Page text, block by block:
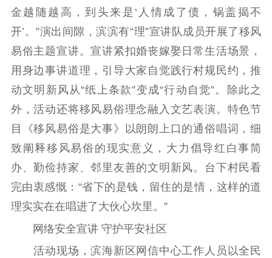
机关党建
党建要闻 学习在线
文化人才
紫金人才 职称评审
数据资源
公共服务
新时代公民素养
提升资源库
新闻出版
政务服务
作品著作权
科研创新
服务管理平台
智库服务
管理平台
服务管理
金越随越高，到头来是‘人情成了债，锅盖揭不
开’。”演出间隙，滨滨有“理”宣讲队成员开展了移风
易俗主题宣讲。宣讲紧扣婚丧嫁娶日常生活场景，
用身边事讲道理，引导大家自觉践行村规民约，推
动文明新风从“纸上条款”变成“行动自觉”。除此之
外，活动还将移风易俗理念融入文艺表演。特色节
目《移风易俗是大事》以朗朗上口的通俗唱词，细
致阐释移风易俗的现实意义，大力倡导红白事简
办、勤俭持家、邻里友善的文明新风。台下村民看
完由衷感慨：“省下的是钱，留住的是情，这样的道
理实实在在唱进了大伙心坎里。”
网络安全宣讲 守护平安社区
活动现场，滨海新区网信中心工作人员以全民